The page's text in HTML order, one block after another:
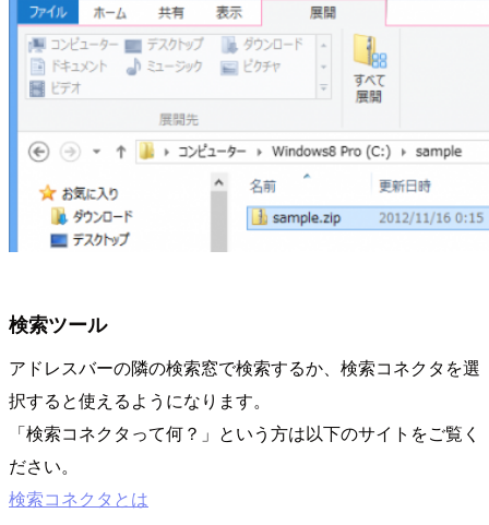
検索ツール
アドレスバーの隣の検索窓で検索するか、検索コネクタを選
択すると使えるようになります。
「検索コネクタって何？」という方は以下のサイトをご覧く
ださい。
検索コネクタとは